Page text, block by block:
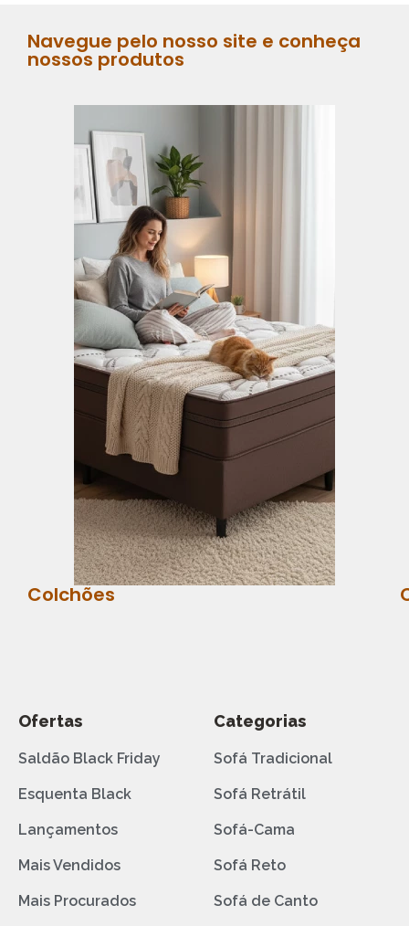
Navegue pelo nosso site e conheça
nossos produtos
Colchões
Ofertas
Saldão Black Friday
Esquenta Black
Lançamentos
Mais Vendidos
Mais Procurados
Categorias
Sofá Tradicional
Sofá Retrátil
Sofá-Cama
Sofá Reto
Sofá de Canto